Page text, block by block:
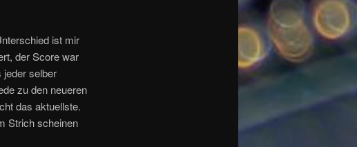
ist mir
der Score war
jeder selber
zu den neueren
das aktuellste.
Strich scheinen